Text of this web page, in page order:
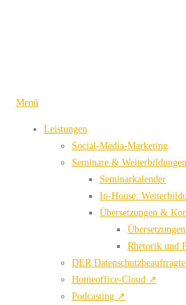
Menü
Leistungen
Social-Media-Marketing
Seminare & Weiterbildungen
Seminarkalender
In-House:
Übersetzungen &
Übersetzungen
Rhetorik und
DER
Homeoffice-Cloud ↗
Podcasting ↗